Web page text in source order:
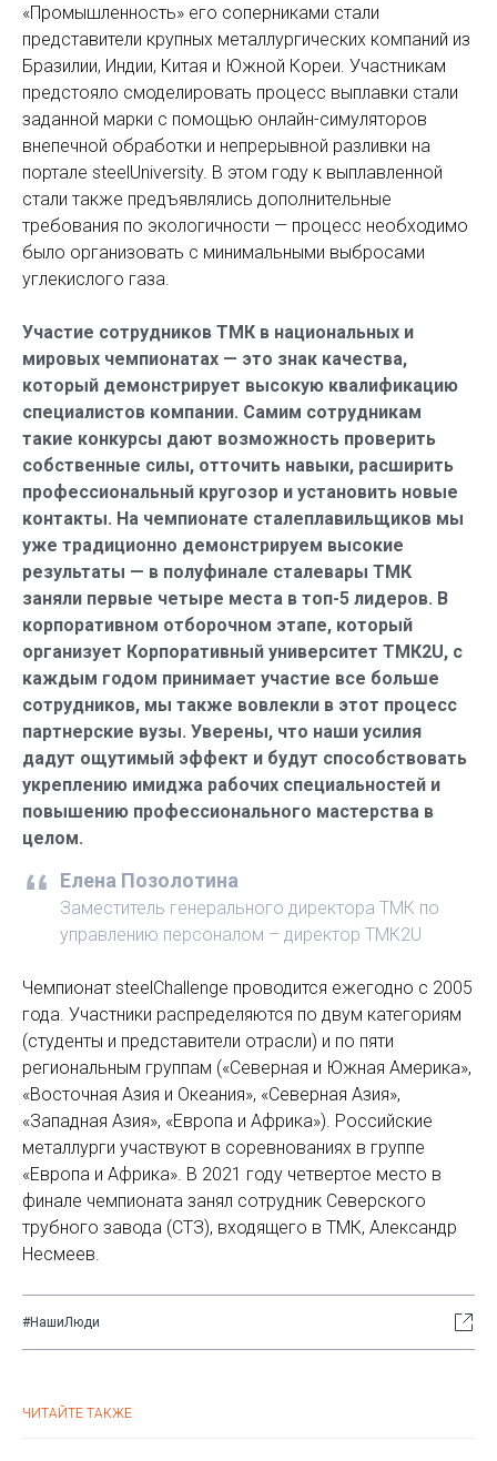
«Промышленность» его соперниками стали
представители крупных металлургических компаний из
Бразилии, Индии, Китая и Южной Кореи. Участникам
предстояло смоделировать процесс выплавки стали
заданной марки с помощью онлайн-симуляторов
внепечной обработки и непрерывной разливки на
портале steelUniversity. В этом году к выплавленной
стали также предъявлялись дополнительные
требования по экологичности — процесс необходимо
было организовать с минимальными выбросами
углекислого газа.
Участие сотрудников ТМК в национальных и
мировых чемпионатах — это знак качества,
который демонстрирует высокую квалификацию
специалистов компании. Самим сотрудникам
такие конкурсы дают возможность проверить
собственные силы, отточить навыки, расширить
профессиональный кругозор и установить новые
контакты. На чемпионате сталеплавильщиков мы
уже традиционно демонстрируем высокие
результаты — в полуфинале сталевары ТМК
заняли первые четыре места в топ-5 лидеров. В
корпоративном отборочном этапе, который
организует Корпоративный университет ТМК2U, с
каждым годом принимает участие все больше
сотрудников, мы также вовлекли в этот процесс
партнерские вузы. Уверены, что наши усилия
дадут ощутимый эффект и будут способствовать
укреплению имиджа рабочих специальностей и
повышению профессионального мастерства в
целом.
Елена Позолотина
Заместитель генерального директора ТМК по
управлению персоналом – директор ТМК2U
Чемпионат steelChallenge проводится ежегодно с 2005
года. Участники распределяются по двум категориям
(студенты и представители отрасли) и по пяти
региональным группам («Северная и Южная Америка»,
«Восточная Азия и Океания», «Северная Азия»,
«Западная Азия», «Европа и Африка»). Российские
металлурги участвуют в соревнованиях в группе
«Европа и Африка». В 2021 году четвертое место в
финале чемпионата занял сотрудник Северского
трубного завода (СТЗ), входящего в ТМК, Александр
Несмеев.
#НашиЛюди
ЧИТАЙТЕ ТАКЖЕ